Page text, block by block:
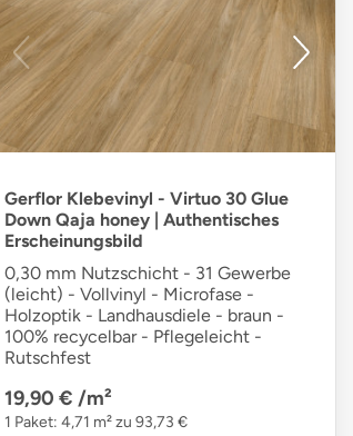
Gerflor Klebevinyl - Virtuo 30 Glue
Down Qaja honey | Authentisches
Erscheinungsbild
0,30 mm Nutzschicht - 31 Gewerbe
(leicht) - Vollvinyl - Microfase -
Holzoptik - Landhausdiele - braun -
100% recycelbar - Pflegeleicht -
Rutschfest
19,90 € /m²
1 Paket: 4,71 m² zu 93,73 €